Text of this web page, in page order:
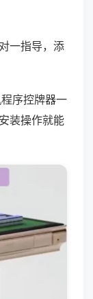
一指导，添
序控牌器一
装操作就能